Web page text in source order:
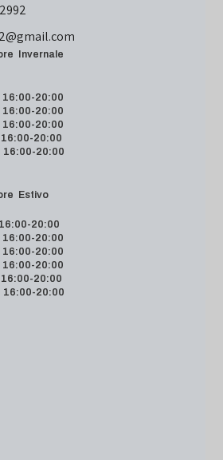
Store Invernale
20:00
20:00
20:00
20:00
20:00
Store Estivo
20:00
20:00
20:00
20:00
20:00
20:00